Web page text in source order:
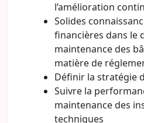
l’amélioration
Solides
financières dans le
maintenance des
matière de
Définir la stratégie
Suivre la
maintenance des
techniques